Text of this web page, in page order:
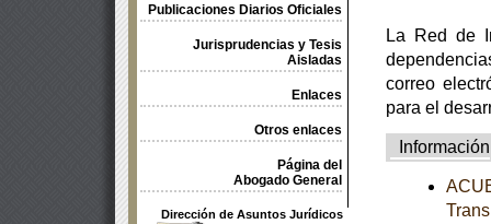
Publicaciones Diarios Oficiales
Jurisprudencias y Tesis
Aisladas
Enlaces
Otros enlaces
Página del
Abogado General
Dirección de Asuntos Jurídicos
La Red de
correo
para el
Información